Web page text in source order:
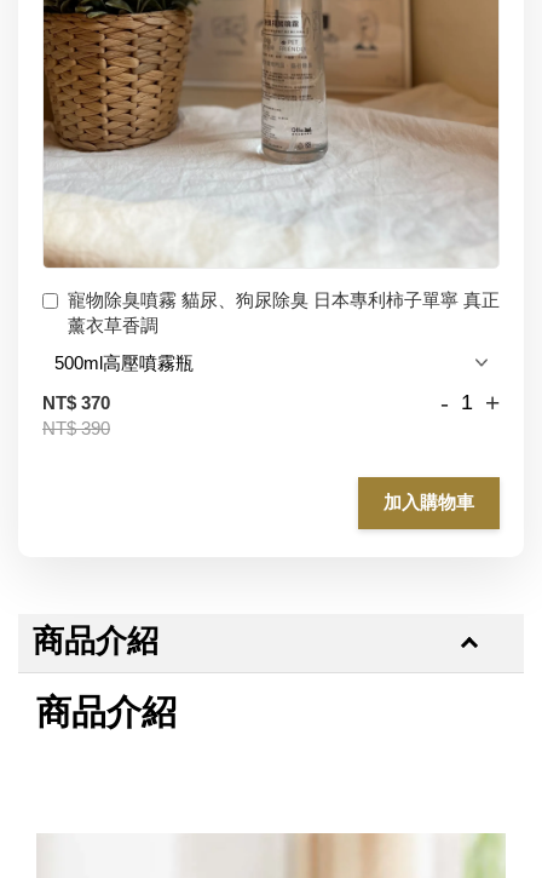
寵物除臭噴霧 貓尿、狗尿除臭 日本專利柿子單寧 真正
薰衣草香調
NT$ 370
NT$ 390
- +
加入購物車
商品介紹
商品介紹